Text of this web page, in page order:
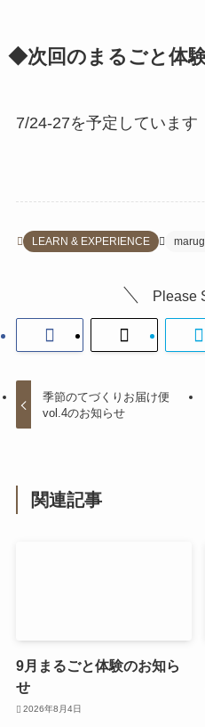
◆次回のまるごと体
7/24-27を予定しています
LEARN & EXPERIENCE
Please
季節のてづくりお届け便
vol.4のお知らせ
関連記事
9月まるごと体験のお知ら
せ
2026年8月4日